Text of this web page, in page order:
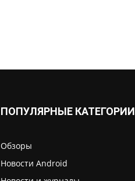
ПОПУЛЯРНЫЕ КАТЕГОРИИ
Обзоры
Новости Android